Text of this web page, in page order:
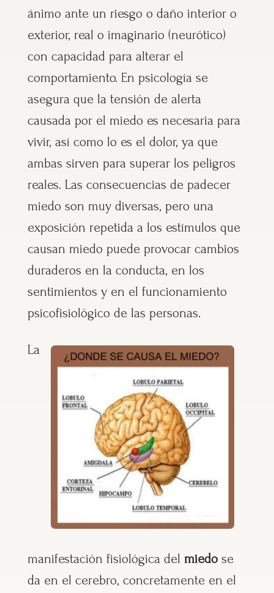
ánimo ante un riesgo o daño interior o
exterior, real o imaginario (neurótico)
con capacidad para alterar el
comportamiento. En psicología se
asegura que la tensión de alerta
causada por el miedo es necesaria para
vivir, así como lo es el dolor, ya que
ambas sirven para superar los peligros
reales. Las consecuencias de padecer
miedo son muy diversas, pero una
exposición repetida a los estímulos que
causan miedo puede provocar cambios
duraderos en la conducta, en los
sentimientos y en el funcionamiento
psicofisiológico de las personas.
La
manifestación fisiológica del miedose
da en el cerebro, concretamente en el